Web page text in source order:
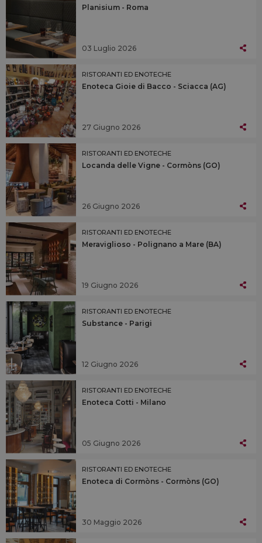
Planisium - Roma
03 Luglio 2026
RISTORANTI ED ENOTECHE
Enoteca Gioie di Bacco - Sciacca (AG)
27 Giugno 2026
RISTORANTI ED ENOTECHE
Locanda delle Vigne - Cormòns (GO)
26 Giugno 2026
RISTORANTI ED ENOTECHE
Meraviglioso - Polignano a Mare (BA)
19 Giugno 2026
RISTORANTI ED ENOTECHE
Substance - Parigi
12 Giugno 2026
RISTORANTI ED ENOTECHE
Enoteca Cotti - Milano
05 Giugno 2026
RISTORANTI ED ENOTECHE
Enoteca di Cormòns - Cormòns (GO)
30 Maggio 2026